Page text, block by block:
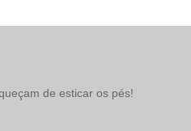
de esticar os pés!